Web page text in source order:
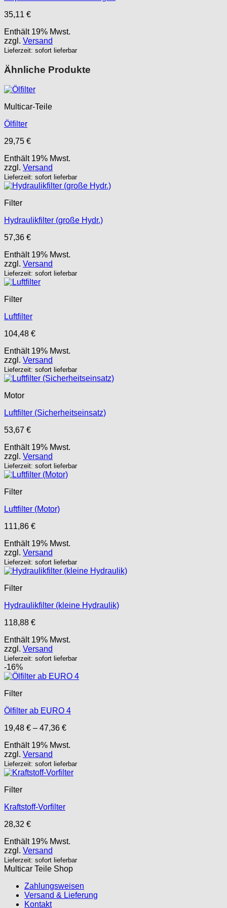
35,11 €
Enthält 19% Mwst.
zzgl. Versand
Lieferzeit: sofort lieferbar
Ähnliche Produkte
Multicar-Teile
Ölfilter
29,75 €
Enthält 19% Mwst.
zzgl. Versand
Lieferzeit: sofort lieferbar
Filter
Hydraulikfilter (große Hydr.)
57,36 €
Enthält 19% Mwst.
zzgl. Versand
Lieferzeit: sofort lieferbar
Filter
Luftfilter
104,48 €
Enthält 19% Mwst.
zzgl. Versand
Lieferzeit: sofort lieferbar
Motor
Luftfilter (Sicherheitseinsatz)
53,67 €
Enthält 19% Mwst.
zzgl. Versand
Lieferzeit: sofort lieferbar
Filter
Luftfilter (Motor)
111,86 €
Enthält 19% Mwst.
zzgl. Versand
Lieferzeit: sofort lieferbar
Filter
Hydraulikfilter (kleine Hydraulik)
118,88 €
Enthält 19% Mwst.
zzgl. Versand
Lieferzeit: sofort lieferbar
-16%
Filter
Ölfilter ab EURO 4
19,48 € – 47,36 €Preisspanne:
bis
Enthält 19% Mwst.
zzgl. Versand
Lieferzeit: sofort lieferbar
Filter
Kraftstoff-Vorfilter
28,32 €
Enthält 19% Mwst.
zzgl. Versand
Lieferzeit: sofort lieferbar
Multicar Teile Shop
Zahlungsweisen
Versand & Lieferung
Kontakt